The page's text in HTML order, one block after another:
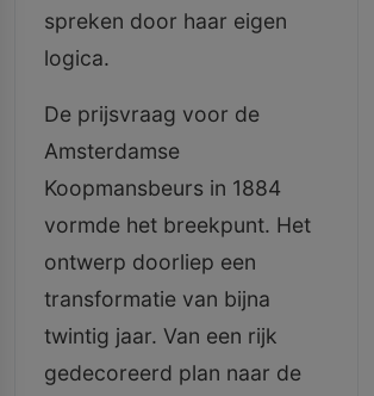
spreken door haar eigen
logica.
De prijsvraag voor de
Amsterdamse
Koopmansbeurs in 1884
vormde het breekpunt. Het
ontwerp doorliep een
transformatie van bijna
twintig jaar. Van een rijk
gedecoreerd plan naar de